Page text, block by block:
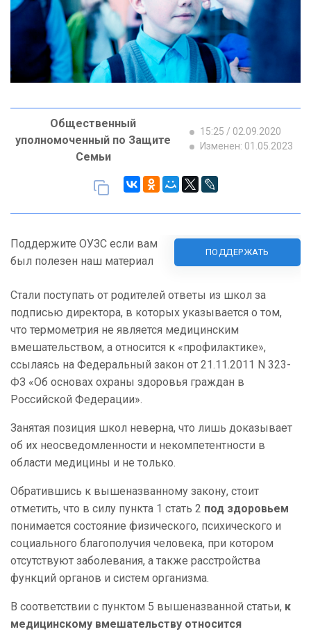
Общественный
уполномоченный по Защите
Семьи
15:25 / 02.09.2020
Изменен: 01.05.2023
Поддержите ОУЗС если вам
был полезен наш материал
ПОДДЕРЖАТЬ
Стали поступать от родителей ответы из школ за
подписью директора, в которых указывается о том,
что термометрия не является медицинским
вмешательством, а относится к «профилактике»,
ссылаясь на Федеральный закон от 21.11.2011 N 323-
ФЗ «Об основах охраны здоровья граждан в
Российской Федерации».
Занятая позиция школ неверна, что лишь доказывает
об их неосведомленности и некомпетентности в
области медицины и не только.
Обратившись к вышеназванному закону, стоит
отметить, что в силу пункта 1 стать 2 под здоровьем
понимается состояние физического, психического и
социального благополучия человека, при котором
отсутствуют заболевания, а также расстройства
функций органов и систем организма.
В соответствии с пунктом 5 вышеназванной статьи, к
медицинскому вмешательству относится